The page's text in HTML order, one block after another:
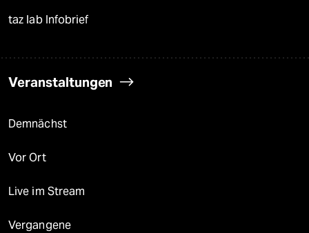
taz lab Infobrief
Veranstaltungen
Demnächst
Vor Ort
Live im Stream
Vergangene